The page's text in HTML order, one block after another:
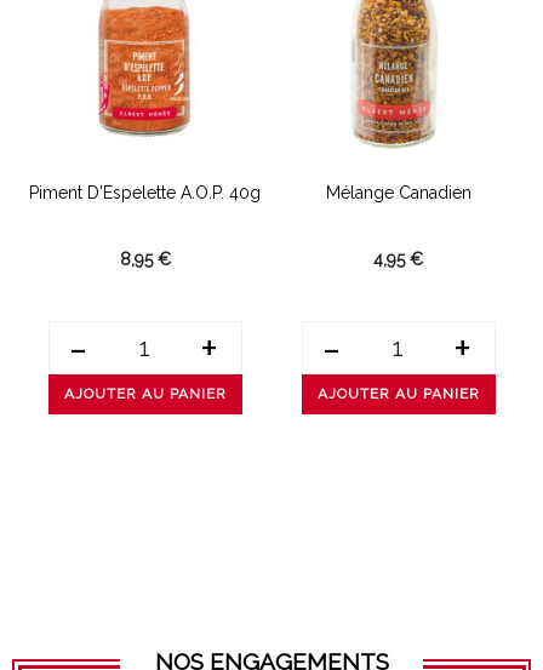
Piment D'Espelette A.O.P. 40g
8,95 €
- +
AJOUTER AU PANIER
Mélange Canadien
4,95 €
- +
AJOUTER AU PANIER
NOS ENGAGEMENTS